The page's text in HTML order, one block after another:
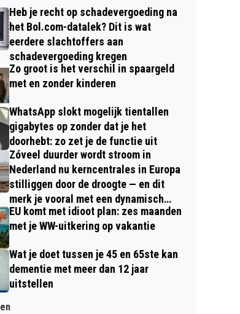
Heb je recht op schadevergoeding na
het Bol.com-datalek? Dit is wat
eerdere slachtoffers aan
schadevergoeding kregen
Zo groot is het verschil in spaargeld
met en zonder kinderen
WhatsApp slokt mogelijk tientallen
gigabytes op zonder dat je het
doorhebt: zo zet je de functie uit
Zóveel duurder wordt stroom in
Nederland nu kerncentrales in Europa
stilliggen door de droogte — en dit
merk je vooral met een dynamisch
contract
EU komt met idioot plan: zes maanden
met je WW-uitkering op vakantie
Wat je doet tussen je 45 en 65ste kan
dementie met meer dan 12 jaar
uitstellen